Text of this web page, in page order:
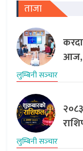
ताजा
आज,
लुम्बिनी सञ्‍चार
लुम्बिनी सञ्‍चार